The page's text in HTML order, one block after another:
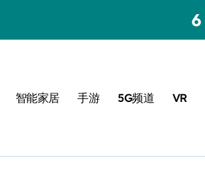
6
智能家居 手游 5G频道 VR